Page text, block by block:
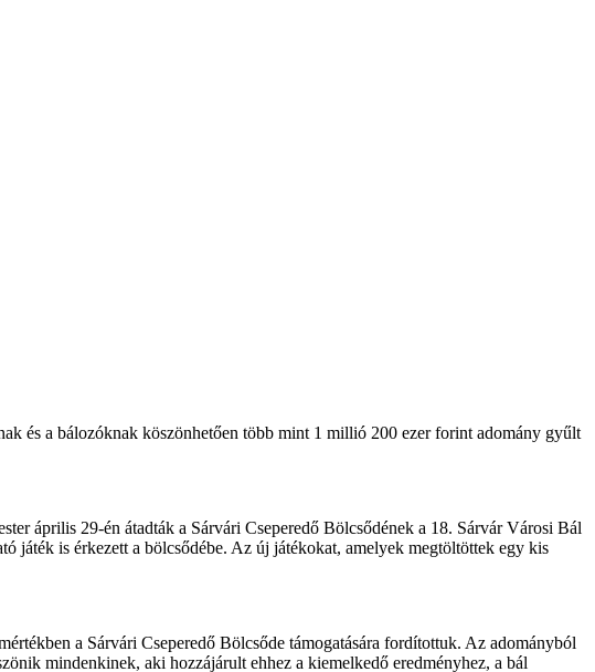
és a bálozóknak köszönhetően több mint 1 millió 200 ezer forint adomány gyűlt
április 29-én átadták a Sárvári Cseperedő Bölcsődének a 18. Sárvár Városi Bál
játék is érkezett a bölcsődébe. Az új játékokat, amelyek megtöltöttek egy kis
a Sárvári Cseperedő Bölcsőde támogatására fordítottuk. Az adományból
mindenkinek, aki hozzájárult ehhez a kiemelkedő eredményhez, a bál